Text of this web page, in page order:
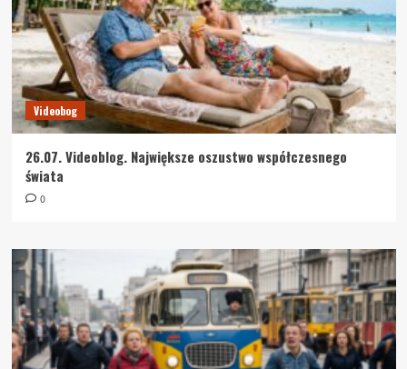
Videobog
26.07. Videoblog. Największe oszustwo współczesnego
świata
0